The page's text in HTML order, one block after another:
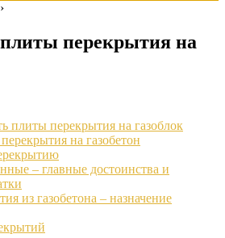
›
перекрытия на
плиты перекрытия на газоблок
на газобетон
– главные достоинства и
из газобетона – назначение